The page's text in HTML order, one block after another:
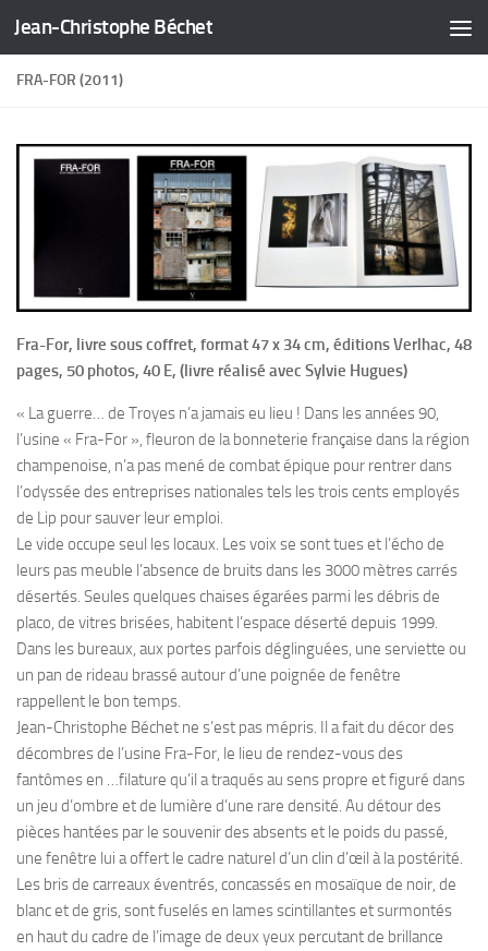
Skip to content
Jean-Christophe Béchet
FRA-FOR (2011)
Fra-For, livre sous coffret, format 47 x 34 cm, éditions Verlhac, 48
pages, 50 photos, 40 E, (livre réalisé avec Sylvie Hugues)
« La guerre… de Troyes n’a jamais eu lieu ! Dans les années 90,
l’usine « Fra-For », fleuron de la bonneterie française dans la région
champenoise, n’a pas mené de combat épique pour rentrer dans
l’odyssée des entreprises nationales tels les trois cents employés
de Lip pour sauver leur emploi.
Le vide occupe seul les locaux. Les voix se sont tues et l’écho de
leurs pas meuble l’absence de bruits dans les 3000 mètres carrés
désertés. Seules quelques chaises égarées parmi les débris de
placo, de vitres brisées, habitent l’espace déserté depuis 1999.
Dans les bureaux, aux portes parfois déglinguées, une serviette ou
un pan de rideau brassé autour d’une poignée de fenêtre
rappellent le bon temps.
Jean-Christophe Béchet ne s’est pas mépris. Il a fait du décor des
décombres de l’usine Fra-For, le lieu de rendez-vous des
fantômes en …filature qu’il a traqués au sens propre et figuré dans
un jeu d’ombre et de lumière d’une rare densité. Au détour des
pièces hantées par le souvenir des absents et le poids du passé,
une fenêtre lui a offert le cadre naturel d’un clin d’œil à la postérité.
Les bris de carreaux éventrés, concassés en mosaïque de noir, de
blanc et de gris, sont fuselés en lames scintillantes et surmontés
en haut du cadre de l’image de deux yeux percutant de brillance